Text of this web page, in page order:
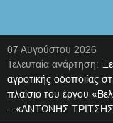
07 Αυγούστου 2026
Τελευταία ανάρτηση:
αγροτικής οδοποιίας
πλαίσιο του έργου
– «ΑΝΤΩΝΗΣ